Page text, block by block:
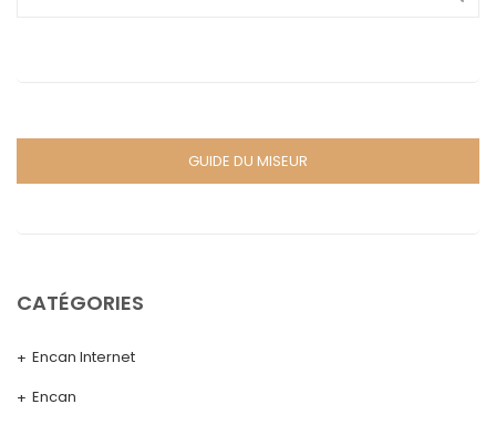
GUIDE DU MISEUR
CATÉGORIES
Encan Internet
Encan